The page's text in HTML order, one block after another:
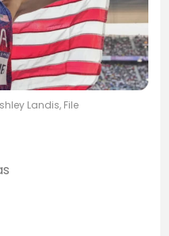
Landis, File